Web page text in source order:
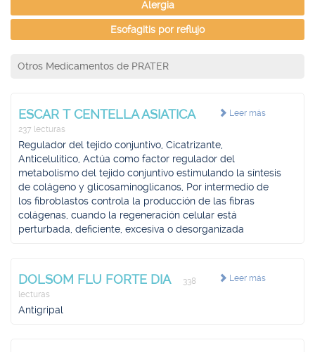
Alergia
Esofagitis por reflujo
Otros Medicamentos de PRATER
Leer más
ESCAR T CENTELLA ASIATICA
237 lecturas
Regulador del tejido conjuntivo, Cicatrizante,
Anticelulítico, Actúa como factor regulador del
metabolismo del tejido conjuntivo estimulando la síntesis
de colágeno y glicosaminoglicanos, Por intermedio de
los fibroblastos controla la producción de las fibras
colágenas, cuando la regeneración celular está
perturbada, deficiente, excesiva o desorganizada
Leer más
DOLSOM FLU FORTE DIA
338
lecturas
Antigripal